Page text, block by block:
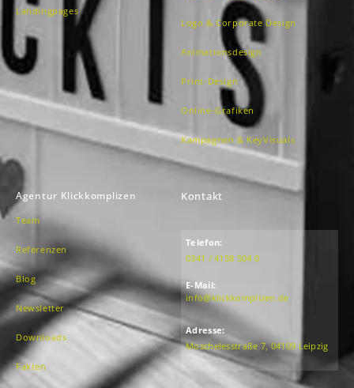
Landingpages
Logo & Corporate Design
Animationsdesign
Print-Design
Online-Grafiken
Kampagnen & KeyVisuals
Agentur Klickkomplizen
Team
Referenzen
Blog
Newsletter
Downloads
Fakten
Kontakt
Telefon:
0341 / 4158 504 0
E-Mail:
info@klickkomplizen.de
Adresse:
Moschelesstraße 7, 04109 Leipzig